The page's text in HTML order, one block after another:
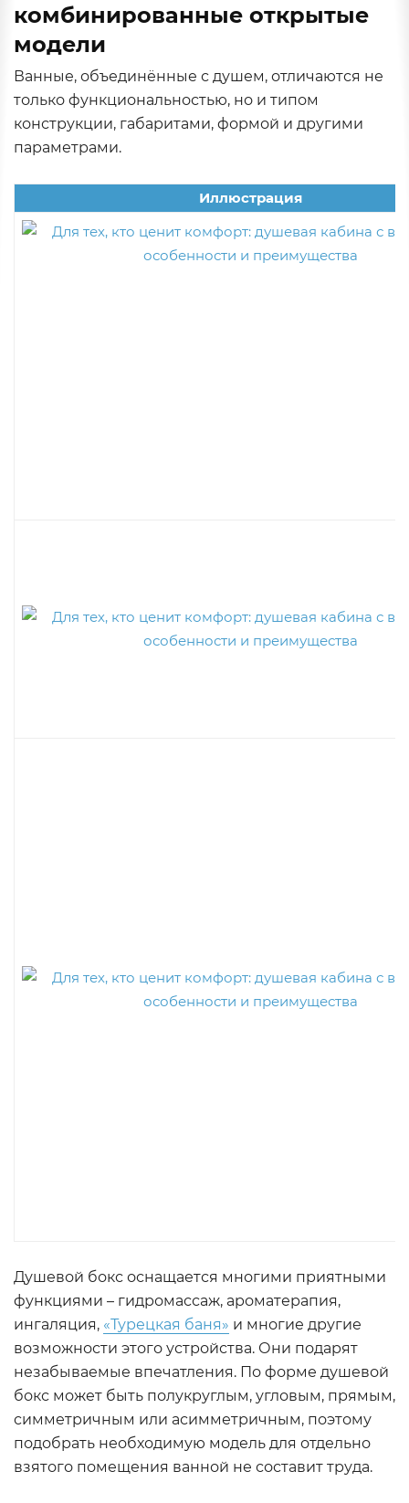
комбинированные открытые
модели
Ванные, объединённые с душем, отличаются не
только функциональностью, но и типом
конструкции, габаритами, формой и другими
параметрами.
Иллюстрация
Душевой бокс оснащается многими приятными
функциями – гидромассаж, ароматерапия,
ингаляция, «Турецкая баня» и многие другие
возможности этого устройства. Они подарят
незабываемые впечатления. По форме душевой
бокс может быть полукруглым, угловым, прямым,
симметричным или асимметричным, поэтому
подобрать необходимую модель для отдельно
взятого помещения ванной не составит труда.